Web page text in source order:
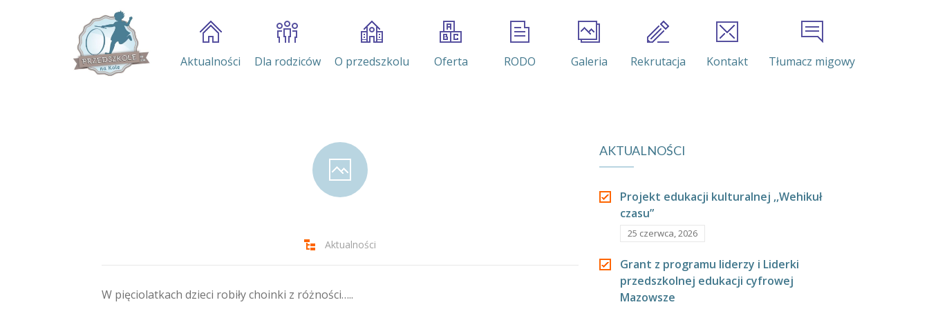
Aktualności Dla rodziców O przedszkolu Oferta RODO Galeria Rekrutacja Kontakt Tłumacz migowy
Aktualności
W pięciolatkach dzieci robiły choinki z różności…..
AKTUALNOŚCI
Projekt edukacji kulturalnej ,,Wehikuł
czasu”
25 czerwca, 2026
Grant z programu liderzy i Liderki
przedszkolnej edukacji cyfrowej
Mazowsze